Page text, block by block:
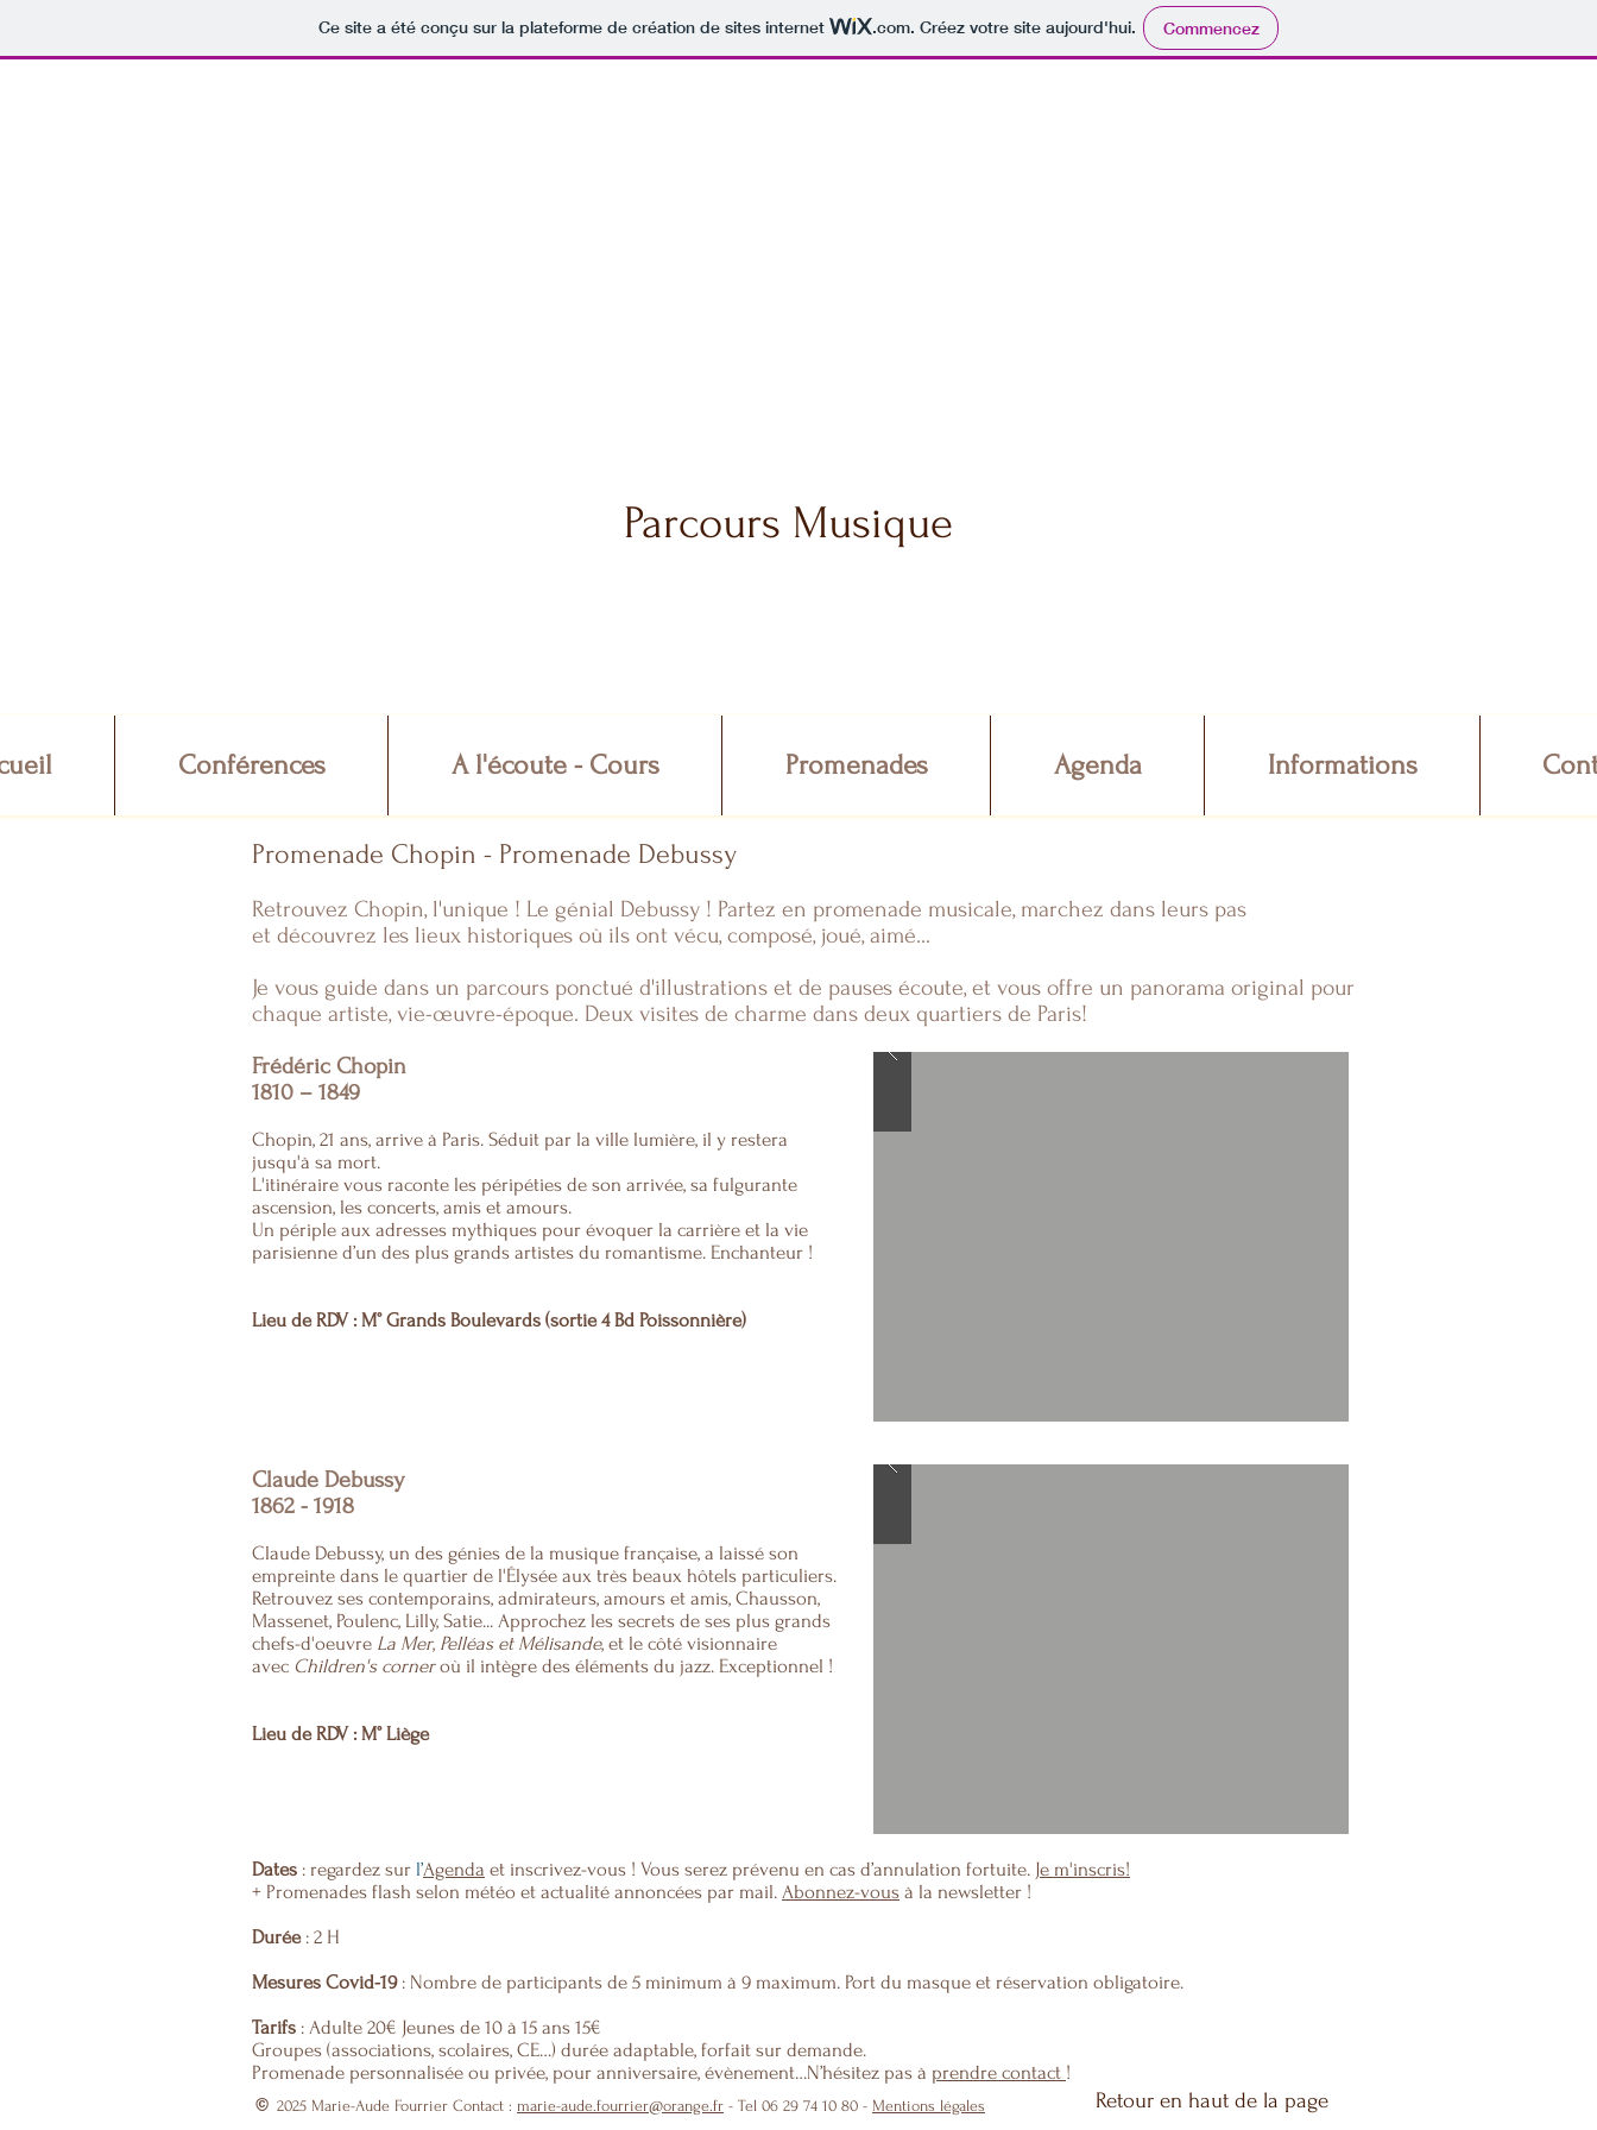
Ce site a été conçu sur la plateforme de création de sites internet .com. Créez votre site aujourd'hui. Commencez
Parcours Musique
Conférences A l'écoute - Cours Promenades Agenda Informations
Promenade Chopin - Promenade Debussy
Retrouvez Chopin, l'unique ! Le génial Debussy ! Partez en promenade musicale, marchez dans leurs pas
et découvrez les lieux historiques où ils ont vécu, composé, joué, aimé...
Je vous guide dans un parcours ponctué d'illustrations et de pauses écoute, et vous offre un panorama original pour
chaque artiste, vie-œuvre-époque. Deux visites de charme dans deux quartiers de Paris!
Frédéric Chopin
1810 – 1849
Chopin, 21 ans, arrive à Paris. Séduit par la ville lumière, il y restera
jusqu'à sa mort.
L'itinéraire vous raconte les péripéties de son arrivée, sa fulgurante
ascension, les concerts, amis et amours.
Un périple aux adresses mythiques pour évoquer la carrière et la vie
parisienne d’un des plus grands artistes du romantisme. Enchanteur !
Lieu de RDV : M° Grands Boulevards (sortie 4 Bd Poissonnière)
Claude Debussy
1862 - 1918
Claude Debussy, un des génies de la musique française, a laissé son
empreinte dans le quartier de l'Élysée aux très beaux hôtels particuliers.
Retrouvez ses contemporains, admirateurs, amours et amis, Chausson,
Massenet, Poulenc, Lilly, Satie... Approchez les secrets de ses plus grands
chefs-d'oeuvre La Mer, Pelléas et Mélisande, et le côté visionnaire
avec Children's corneroù il intègre des éléments du jazz. Exceptionnel !
Lieu de RDV : M° Liège
Dates : regardez sur l’Agenda et inscrivez-vous ! Vous serez prévenu en cas d’annulation fortuite. Je m'inscris!
+ Promenades flash selon météo et actualité annoncées par mail. Abonnez-vous à la newsletter !
Durée: 2 H
Mesures Covid-19: Nombre de participants de 5 minimum à 9 maximum. Port du masque et réservation obligatoire.
Tarifs : Adulte 20€ Jeunes de 10 à 15 ans 15€
Groupes (associations, scolaires, CE…) durée adaptable, forfait sur demande.
Promenade personnalisée ou privée, pour anniversaire, évènement…N’hésitez pas à prendre contact !
© 2025 Marie-Aude Fourrier Contact : marie-aude.fourrier@orange.fr - Tel 06 29 74 10 80 - Mentions légales Retour en haut de la page